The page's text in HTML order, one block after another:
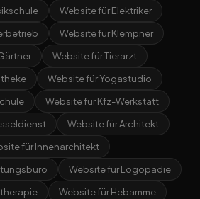
Website für Elektriker
Website für Klempner
Website für Tierarzt
Website für Yogastudio
Website für Kfz-Werkstatt
Website für Architekt
für Innenarchitekt
Website für Logopädie
Website für Hebamme